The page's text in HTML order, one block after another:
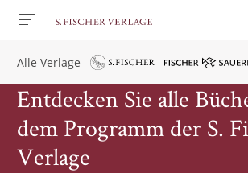
Alle Verlage
Entdecken Sie alle
dem Programm der S.
Verlage